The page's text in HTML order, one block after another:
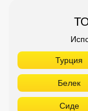
Турция
Белек
Сиде